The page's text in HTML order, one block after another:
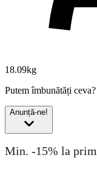
18.09kg
Putem îmbunătăți ceva?
Anunță-ne!
Min. -15% la